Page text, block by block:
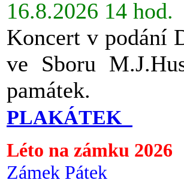
16.8.2026 14 hod.
Koncert v podání
ve Sboru
památek.
PLAKÁTEK
Léto na zámku 2026
Zámek Pátek